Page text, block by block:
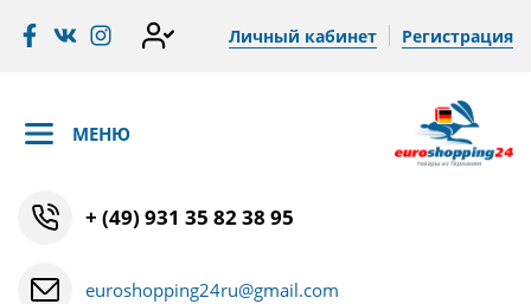
Личный кабинет Регистрация
МЕНЮ
+ (49) 931 35 82 38 95
euroshopping24ru@gmail.com